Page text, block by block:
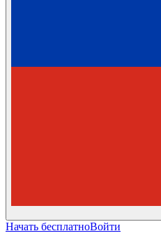
Начать бесплатноВойти